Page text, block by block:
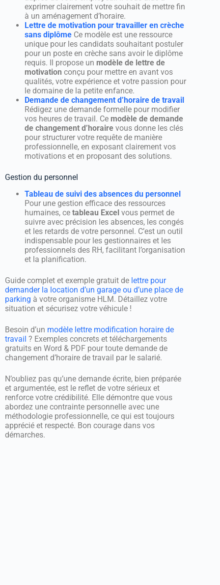
exprimer clairement votre souhait de mettre fin
à un aménagement d’horaire.
Lettre de motivation pour travailler en crèche
sans diplôme Ce modèle est une ressource
unique pour les candidats souhaitant postuler
pour un poste en crèche sans avoir le diplôme
requis. Il propose un modèle de lettre de
motivation conçu pour mettre en avant vos
qualités, votre expérience et votre passion pour
le domaine de la petite enfance.
Demande de changement d’horaire de travail
Rédigez une demande formelle pour modifier
vos heures de travail. Ce modèle de demande
de changement d’horaire vous donne les clés
pour structurer votre requête de manière
professionnelle, en exposant clairement vos
motivations et en proposant des solutions.
Gestion du personnel
Tableau de suivi des absences du personnel
Pour une gestion efficace des ressources
humaines, ce tableau Excel vous permet de
suivre avec précision les absences, les congés
et les retards de votre personnel. C’est un outil
indispensable pour les gestionnaires et les
professionnels des RH, facilitant l’organisation
et la planification.
Guide complet et exemple gratuit de lettre pour
demander la location d’un garage ou d’une place de
parking à votre organisme HLM. Détaillez votre
situation et sécurisez votre véhicule !
Besoin d’un modèle lettre modification horaire de
travail ? Exemples concrets et téléchargements
gratuits en Word & PDF pour toute demande de
changement d’horaire de travail par le salarié.
N’oubliez pas qu’une demande écrite, bien préparée
et argumentée, est le reflet de votre sérieux et
renforce votre crédibilité. Elle démontre que vous
abordez une contrainte personnelle avec une
méthodologie professionnelle, ce qui est toujours
apprécié et respecté. Bon courage dans vos
démarches.